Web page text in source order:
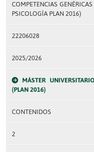
COMPETENCIAS
PSICOLOGÍA PLAN 2016)
22206028
2025/2026
MÁSTER
(PLAN 2016)
CONTENIDOS
2